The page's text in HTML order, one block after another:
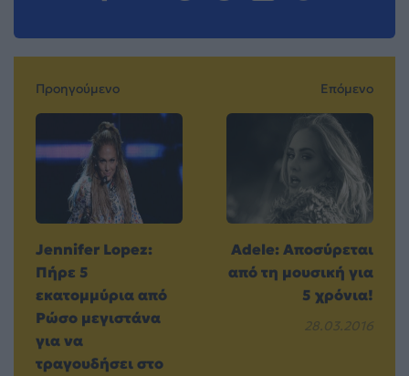
Προηγούμενο
Jennifer Lopez:
Πήρε 5
εκατομμύρια από
Ρώσο μεγιστάνα
για να
τραγουδήσει στο
Επόμενο
Adele: Αποσύρεται
από τη μουσική για
5 χρόνια!
28.03.2016